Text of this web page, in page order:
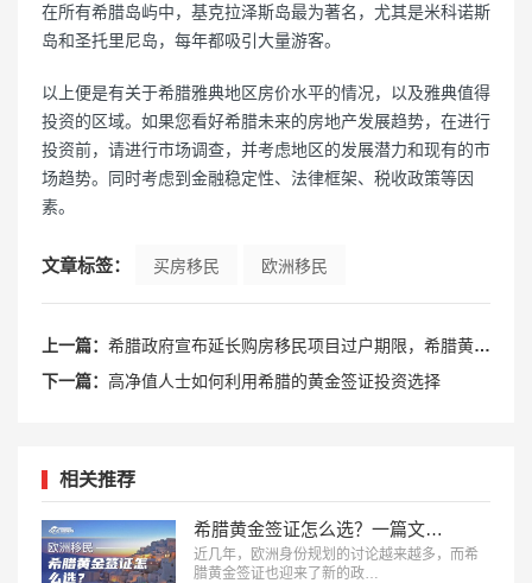
在所有希腊岛屿中，基克拉泽斯岛最为著名，尤其是米科诺斯
岛和圣托里尼岛，每年都吸引大量游客。
以上便是有关于希腊雅典地区房价水平的情况，以及雅典值得
投资的区域。如果您看好希腊未来的房地产发展趋势，在进行
投资前，请进行市场调查，并考虑地区的发展潜力和现有的市
场趋势。同时考虑到金融稳定性、法律框架、税收政策等因
素。
文章标签： 买房移民 欧洲移民
上一篇： 希腊政府宣布延长购房移民项目过户期限，希腊黄金签证受影响
下一篇： 高净值人士如何利用希腊的黄金签证投资选择
相关推荐
希腊黄金签证怎么选？一篇文章看懂三档投资门槛！
近几年，欧洲身份规划的讨论越来越多，而希
腊黄金签证也迎来了新的政…